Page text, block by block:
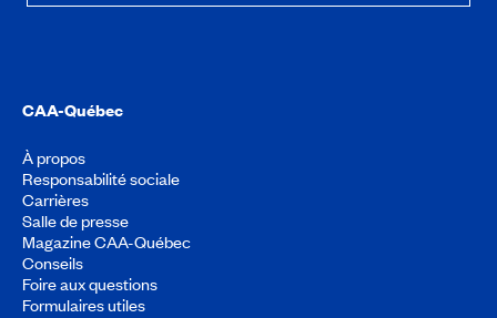
CAA-Québec
À propos
Responsabilité sociale
Carrières
Salle de presse
Magazine CAA-Québec
Conseils
Foire aux questions
Formulaires utiles